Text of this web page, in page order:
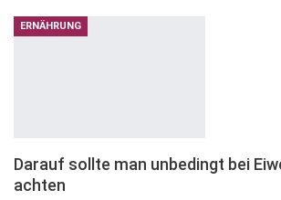
ERNÄHRUNG
Darauf sollte man unbedingt bei
achten